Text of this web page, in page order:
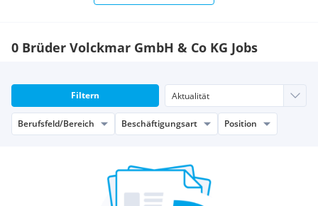
0 Brüder Volckmar GmbH & Co KG Jobs
Filtern
Berufsfeld/Bereich Beschäftigungsart Position